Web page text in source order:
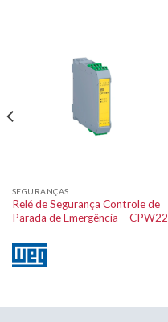
SEGURANÇAS
Relé de Segurança Controle de
Parada de Emergência – CPW22